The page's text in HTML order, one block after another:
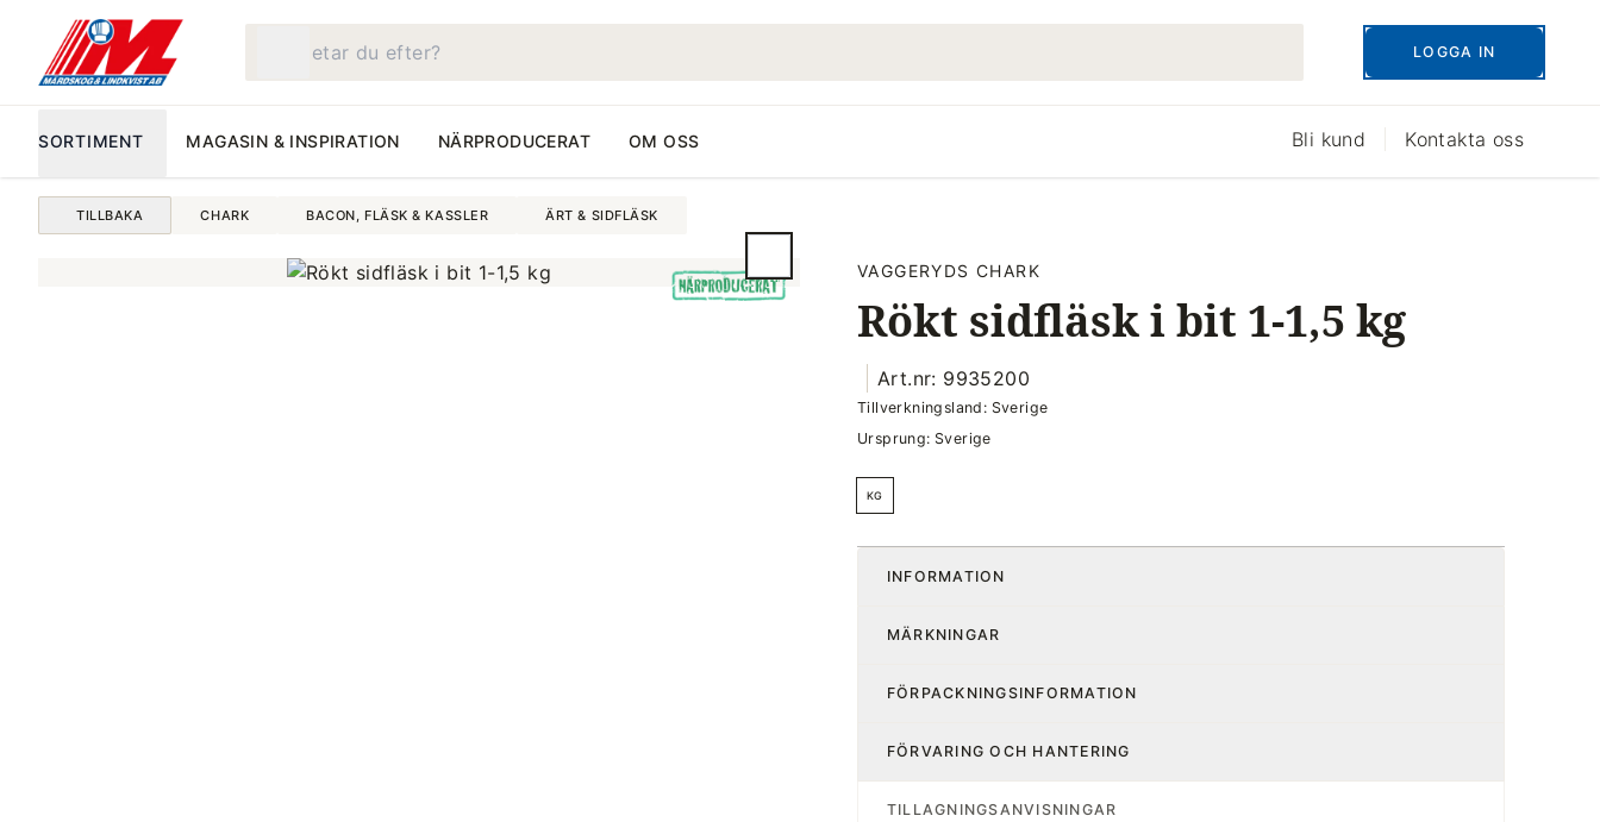
LOGGA IN
SORTIMENT MAGASIN & INSPIRATION NÄRPRODUCERAT OM OSS Bli kund Kontakta oss
TILLBAKA CHARK BACON, FLÄSK & KASSLER ÄRT & SIDFLÄSK
VAGGERYDS CHARK
Rökt sidfläsk i bit 1-1,5 kg
Art.nr: 9935200
Tillverkningsland: Sverige
Ursprung: Sverige
KG
INFORMATION
MÄRKNINGAR
FÖRPACKNINGSINFORMATION
FÖRVARING OCH HANTERING
TILLAGNINGSANVISNINGAR